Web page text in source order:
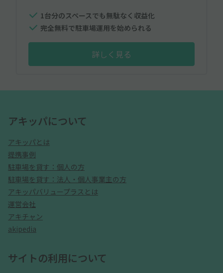
1台分のスペースでも無駄なく収益化
完全無料で駐車場運用を始められる
詳しく見る
アキッパについて
アキッパとは
提携事例
駐車場を貸す：個人の方
駐車場を貸す：法人・個人事業主の方
アキッパバリュープラスとは
運営会社
アキチャン
akipedia
サイトの利用について